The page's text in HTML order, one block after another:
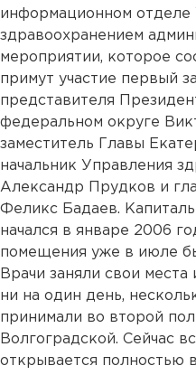
информационном отделе
здравоохранением
мероприятии, которое
примут участие первый
представителя
федеральном округе
заместитель Главы
начальник Управления
Александр Прудков и
Феликс Бадаев.
начался в январе 2006
помещения уже в июле
Врачи заняли свои
ни на один день,
принимали во второй
Волгоградской. Сейчас
открывается полностью